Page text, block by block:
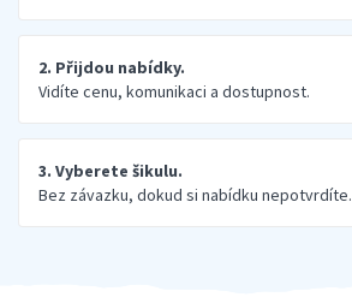
2. Přijdou nabídky.
Vidíte cenu, komunikaci a dostupnost.
3. Vyberete šikulu.
Bez závazku, dokud si nabídku nepotvrdíte.